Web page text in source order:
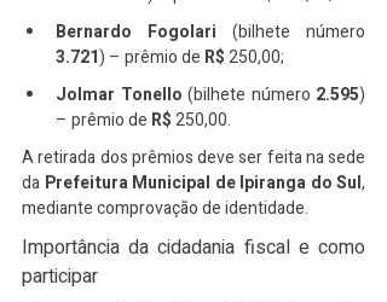
Bernardo Fogolari
3.721) – prêmio de R$ 250,00;
Jolmar Tonello (bilhete número 2.595)
– prêmio de R$ 250,00.
A retirada dos prêmios deve ser feita na sede
da Prefeitura Municipal de Ipiranga do Sul,
mediante comprovação de identidade.
Importância da cidadania fiscal e como
participar